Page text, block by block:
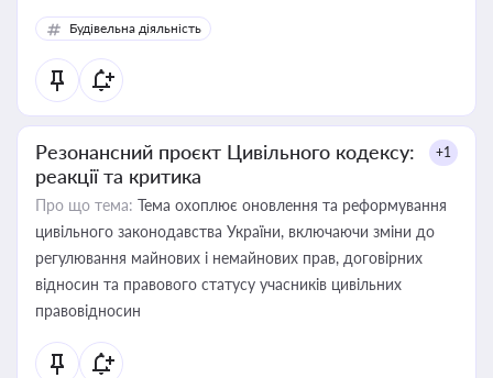
Будівельна діяльність
Резонансний проєкт Цивільного кодексу:
реакції та критика
+1
Про що тема: Тема охоплює оновлення та реформування
цивільного законодавства України, включаючи зміни до
регулювання майнових і немайнових прав, договірних
відносин та правового статусу учасників цивільних
правовідносин